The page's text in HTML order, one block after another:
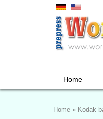
Home
Home » Kodak